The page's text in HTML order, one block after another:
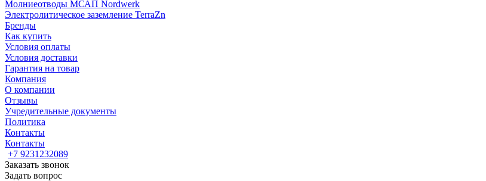
Молниеотводы МСАП Nordwerk
Электролитическое заземление TerraZn
Бренды
Как купить
Условия оплаты
Условия доставки
Гарантия на товар
Компания
О компании
Отзывы
Учредительные документы
Политика
Контакты
Контакты
+7 9231232089
Заказать звонок
Задать вопрос